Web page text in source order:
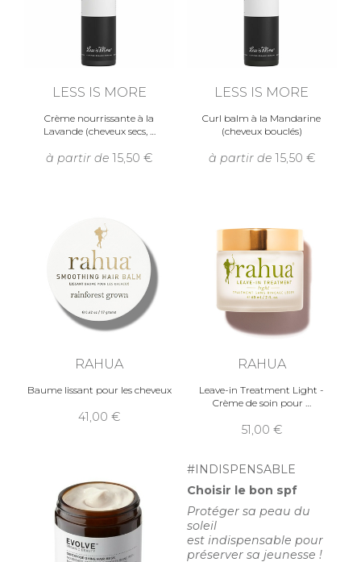
LESS IS MORE
Crème nourrissante à la
Lavande (cheveux secs,
à partir de 15,50
LESS IS MORE
Curl balm à la Mandarine
(cheveux bouclés)
à partir de 15,50
RAHUA
Baume lissant pour les cheveux
41,00
RAHUA
Leave-in Treatment Light -
Crème de soin pour
51,00
#INDISPENSABLE
Choisir le bon spf
Protéger sa peau du
soleil
est indispensable pour
préserver sa jeunesse !